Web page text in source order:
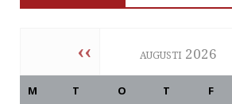
‹‹ augusti 2026
M T O T F